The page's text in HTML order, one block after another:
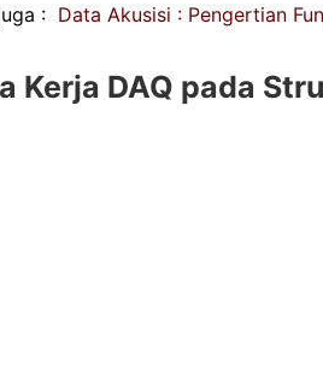
: Data Akusisi : Pengertian
Kerja DAQ pada